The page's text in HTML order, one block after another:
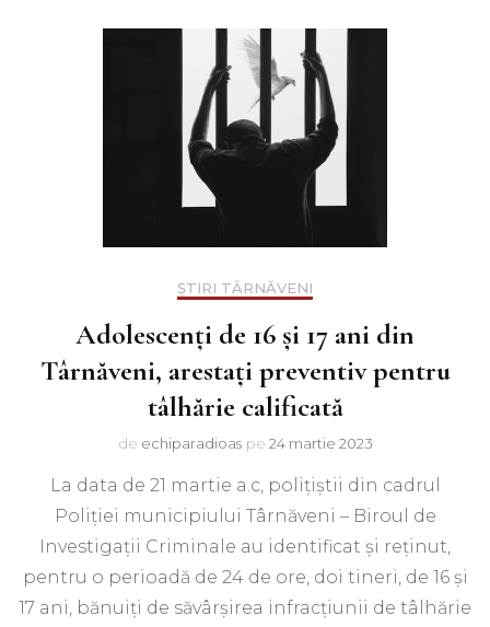
ȘTIRI TÂRNĂVENI
Adolescenți de 16 și 17 ani din
Târnăveni, arestați preventiv pentru
tâlhărie calificată
de echiparadioas pe 24 martie 2023
La data de 21 martie a.c, polițiștii din cadrul
Poliției municipiului Târnăveni – Biroul de
Investigații Criminale au identificat și reținut,
pentru o perioadă de 24 de ore, doi tineri, de 16 și
17 ani, bănuiți de săvârșirea infracțiunii de tâlhărie